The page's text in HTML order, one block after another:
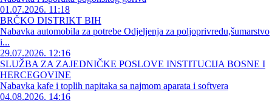
01.07.2026. 11:18
BRČKO DISTRIKT BIH
Nabavka automobila za potrebe Odjeljenja za poljoprivredu,šumarstvo
i...
29.07.2026. 12:16
SLUŽBA ZA ZAJEDNIČKE POSLOVE INSTITUCIJA BOSNE I
HERCEGOVINE
Nabavka kafe i toplih napitaka sa najmom aparata i softvera
04.08.2026. 14:16